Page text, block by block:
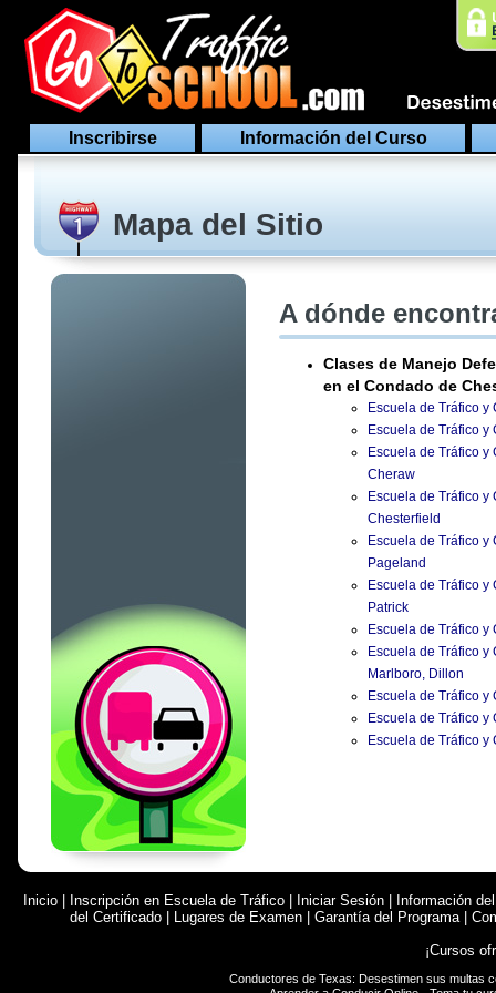
Inscribirse Información del Curso
Mapa del Sitio
A dónde
Clases de Manejo
en el Condado de
Escuela de Tráfico
Escuela de Tráfico
Escuela de Tráfico
Cheraw
Escuela de Tráfico
Chesterfield
Escuela de Tráfico
Pageland
Escuela de Tráfico
Patrick
Escuela de Tráfico
Escuela de Tráfico
Marlboro, Dillon
Escuela de Tráfico
Escuela de Tráfico
Escuela de Tráfico
Inicio Inscripción en Escuela de Tráfico Iniciar Sesión
Información
del Certificado
Lugares de Examen Garantía del Programa|
¡Cursos
Conductores de Texas: Desestimen sus multas